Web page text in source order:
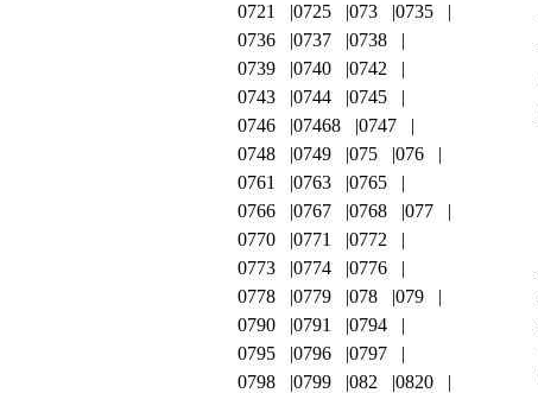
0721
0725 073
0735
0736
0737
0738
0739
0740
0742
0743
0744
0745
0746
07468
0747
0748
0749 075
076
0761
0763
0765
0766
0767 0768
077
0770
0771
0772
0773
0774
0776
0778
0779 078
079
0790
0791
0794
0795
0796
0797
0798
0799 082
0820